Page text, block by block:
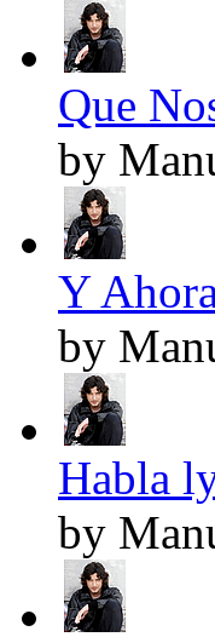
Que
by
Y
by
Habla
by